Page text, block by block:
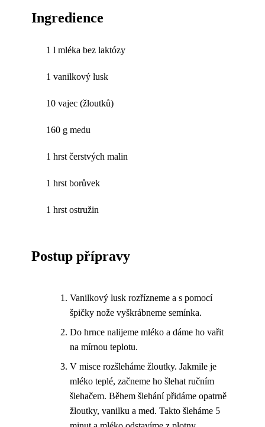
Ingredience
1 l mléka bez laktózy
1 vanilkový lusk
10 vajec (žloutků)
160 g medu
1 hrst čerstvých malin
1 hrst borůvek
1 hrst ostružin
Postup přípravy
Vanilkový lusk rozřízneme a s pomocí
špičky nože vyškrábneme semínka.
Do hrnce nalijeme mléko a dáme ho vařit
na mírnou teplotu.
V misce rozšleháme žloutky. Jakmile je
mléko teplé, začneme ho šlehat ručním
šlehačem. Během šlehání přidáme opatrně
žloutky, vanilku a med. Takto šleháme 5